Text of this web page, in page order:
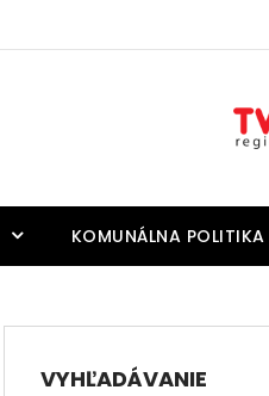
KOMUNÁLNA POLITIKA
VYHĽADÁVANIE